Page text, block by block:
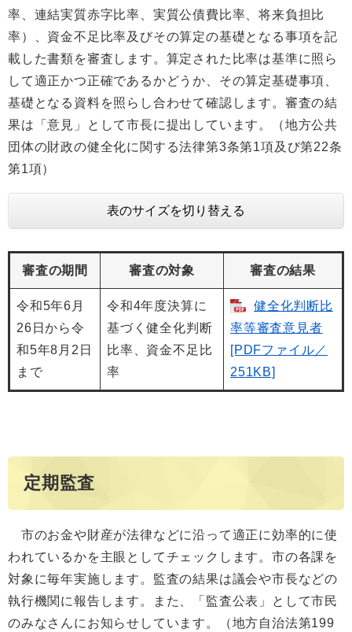
率、連結実質赤字比率、実質公債費比率、将来負担比
率）、資金不足比率及びその算定の基礎となる事項を記
載した書類を審査します。算定された比率は基準に照ら
して適正かつ正確であるかどうか、その算定基礎事項、
基礎となる資料を照らし合わせて確認します。審査の結
果は「意見」として市長に提出しています。（地方公共
団体の財政の健全化に関する法律第3条第1項及び第22条
第1項）
表のサイズを切り替える
審査の期間 審査の対象 審査の結果
令和5年6月
26日から令
和5年8月2日
まで
令和4年度決算に
基づく健全化判断
比率、資金不足比
率
健全化判断比
率等審査意見者
[PDFファイル／
251KB]
定期監査
市のお金や財産が法律などに沿って適正に効率的に使
われているかを主眼としてチェックします。市の各課を
対象に毎年実施します。監査の結果は議会や市長などの
執行機関に報告します。また、「監査公表」として市民
のみなさんにお知らせしています。（地方自治法第199